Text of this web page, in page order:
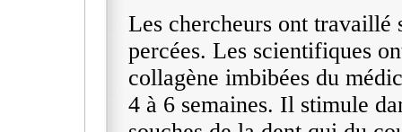
Les chercheurs ont travaillé
percées. Les scientifiques
collagène imbibées du
4 à 6 semaines. Il stimule